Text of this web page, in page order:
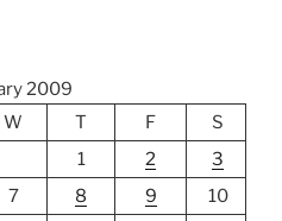
2009
W T F
S
1
2
3
7 8 9
10